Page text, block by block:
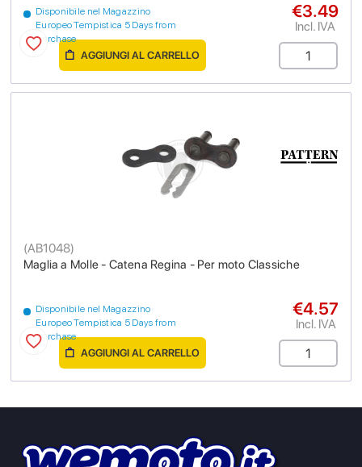
Disponibile nel Magazzino
Europeo Tempistica 5 Days from
purchase
€3.49
Incl. IVA
AGGIUNGI AL CARRELLO
Maglia a Molle - Catena Regina - Per moto Classiche
(AB1048)
Disponibile nel Magazzino
Europeo Tempistica 5 Days from
purchase
€4.57
Incl. IVA
AGGIUNGI AL CARRELLO